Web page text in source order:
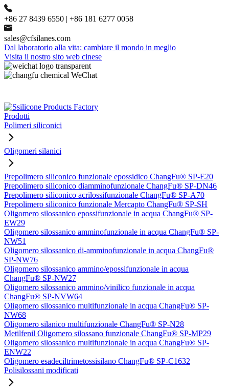
+86 27 8439 6550 | +86 181 6277 0058
sales@cfsilanes.com
Dal laboratorio alla vita: cambiare il mondo in meglio
Visita il nostro sito web cinese
Prodotti
Polimeri siliconici
Oligomeri silanici
Prepolimero siliconico funzionale epossidico ChangFu® SP-E20
Prepolimero siliconico diamminofunzionale ChangFu® SP-DN46
Prepolimero siliconico acrilossifunzionale ChangFu® SP-A70
Prepolimero siliconico funzionale Mercapto ChangFu® SP-SH
Oligomero silossanico epossifunzionale in acqua ChangFu® SP-
EW29
Oligomero silossanico amminofunzionale in acqua ChangFu® SP-
NW51
Oligomero silossanico di-amminofunzionale in acqua ChangFu®
SP-NW76
Oligomero silossanico ammino/epossifunzionale in acqua
ChangFu® SP-NW27
Oligomero silossanico ammino/vinilico funzionale in acqua
ChangFu® SP-NVW64
Oligomero silossanico multifunzionale in acqua ChangFu® SP-
NW68
Oligomero silanico multifunzionale ChangFu® SP-N28
Metilfenil Oligomero silossano funzionale ChangFu® SP-MP29
Oligomero silossanico multifunzionale in acqua ChangFu® SP-
ENW22
Oligomero esadeciltrimetossisilano ChangFu® SP-C1632
Polisilossani modificati